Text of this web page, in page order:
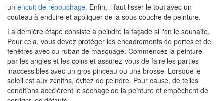
un enduit de rebouchage. Enfin, il faut lisser le tout avec un
couteau à enduire et appliquer de la sous-couche de peinture.
La dernière étape consiste à peindre la façade si l'on le souhaite.
Pour cela, vous devez protéger les encadrements de portes et de
fenêtres avec du ruban de masquage. Commencez la peinture
par les angles et les coins et assurez-vous de faire les parties
inaccessibles avec un gros pinceau ou une brosse. Lorsque le
soleil est aux zéniths, évitez de peindre. Pour cause, de telles
conditions accélèrent le séchage de la peinture et empêchent de